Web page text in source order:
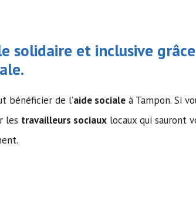
solidaire et inclusive
.
bénéficier de l’aide sociale à Tampon. Si
les travailleurs sociaux locaux qui sauront